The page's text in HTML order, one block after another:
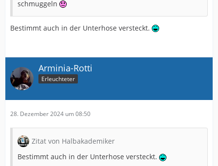
schmuggeln
Bestimmt auch in der Unterhose versteckt.
Arminia-Rotti
Erleuchteter
28. Dezember 2024 um 08:50
Zitat von Halbakademiker
Bestimmt auch in der Unterhose versteckt.